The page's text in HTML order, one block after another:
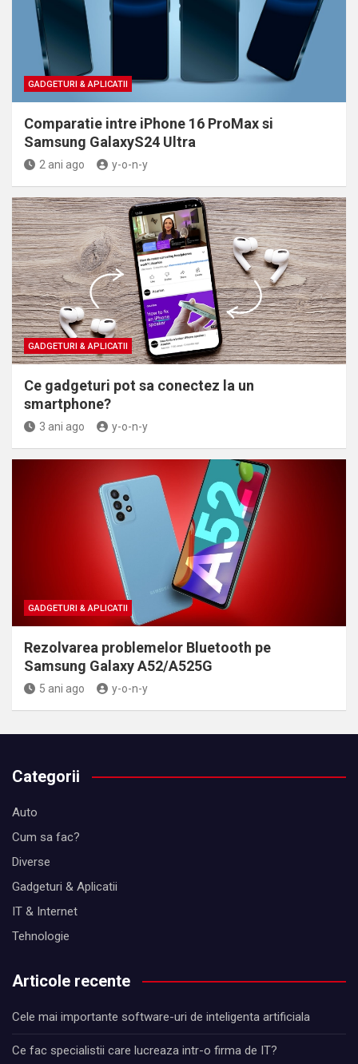
GADGETURI & APLICATII
Comparatie intre iPhone 16 ProMax si
Samsung GalaxyS24 Ultra
2 ani ago y-o-n-y
GADGETURI & APLICATII
Ce gadgeturi pot sa conectez la un
smartphone?
3 ani ago y-o-n-y
GADGETURI & APLICATII
Rezolvarea problemelor Bluetooth pe
Samsung Galaxy A52/A525G
5 ani ago y-o-n-y
Categorii
Auto
Cum sa fac?
Diverse
Gadgeturi & Aplicatii
IT & Internet
Tehnologie
Articole recente
Cele mai importante software-uri de inteligenta artificiala
Ce fac specialistii care lucreaza intr-o firma de IT?